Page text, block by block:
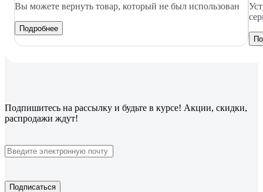
Вы можете вернуть товар, который не был использован
Подробнее
Подпишитесь на рассылку и будьте в курсе! Акции, скидки,
распродажи ждут!
Подписаться